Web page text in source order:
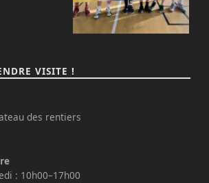
VISITE !
des rentiers
: 10h00–17h00